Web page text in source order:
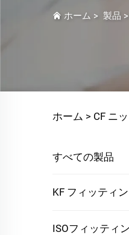
ホーム > 製品 >
ホーム > CF ニ
すべての製品
KF フィッティ
ISOフィッティ